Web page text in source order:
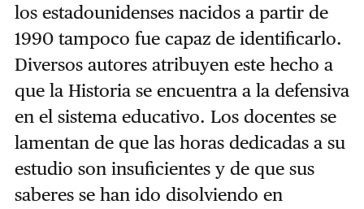
los estadounidenses nacidos a partir de
1990 tampoco fue capaz de identificarlo.
Diversos autores atribuyen este hecho a
que la Historia se encuentra a la defensiva
en el sistema educativo. Los docentes se
lamentan de que las horas dedicadas a su
estudio son insuficientes y de que sus
saberes se han ido disolviendo en